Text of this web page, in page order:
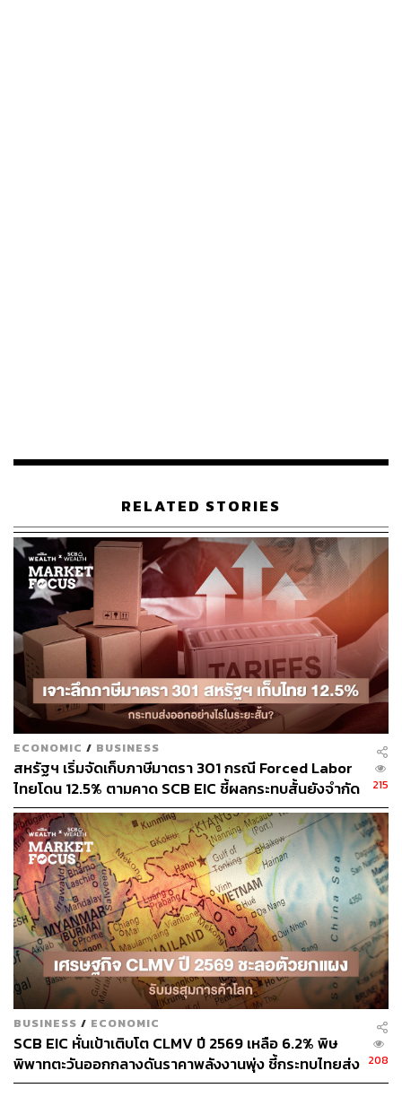
คาดผลประกอบการปีนี้น่าจะเติบโตได้จากปีก่อน
มุมมองระยะยาว:
SCBS มองว่า SISB เป็นหุ้นที่มีศักยภาพในการเติบโตใน
ระยะยาว เนื่องจากในปัจจุบันผู้ปกครองเริ่มให้ความสำคัญต่อ
การศึกษาของบุตรมากขึ้น ซึ่งปัจจัยบวกหนุนต่อจำนวน
นักเรียนที่เพิ่มขึ้น
ยิ่งไปกว่านั้น SISB ยังเป็นหุ้นที่มีศักยภาพในการทำกำไรสูง
โดยสามารถปรับเพิ่มค่าเทอมได้ในอัตราที่สูงกว่าต้นทุน ซึ่ง
ส่วนใหญ่เป็นค่าใช้จ่ายด้านบุคลากร ตลอดจนรายได้มีความ
มั่นคงจากการให้การเรียนการสอนนักเรียนตั้งแต่ระดับเตรียม
อนุบาลถึงระดับมัธยมศึกษาตอนปลาย ซึ่งคิดเป็นระยะเวลา
การศึกษาราว 16 ปี
อย่างไรก็ดี นักลงทุนควรพิจารณาถึง Valuation ของราคาหุ้น
ซึ่งปัจจุบันซื้อขายกันที่ P/E 46.78 เท่า ตลอดจนคำนึงถึงภาวะ
การแข่งขันที่เริ่มรุนแรงขึ้น หลังมีผู้ประกอบการรายใหญ่
หลายรายวางแผนเปิดโรงเรียนนานาชาติแห่งใหม่เพิ่มอีกใน
อนาคต ซึ่งจะเป็นปัจจัยเสี่ยงต่อทิศทางผลการดำเนินงานใน
อนาคตได้ รวมทั้งต้องติดตามการเพิ่มขึ้นของจำนวนนักเรียน
ใหม่ว่าเป็นไปตามที่ผู้บริหารตั้งเป้าไว้ปีละ 200 คนหรือไม่
ข้อมูลพื้นฐาน:
บมจ. เอสไอเอสบี (SISB) ดำเนินธุรกิจโรงเรียนนานาชาติ
โดยมีโรงเรียนทั้งสิ้น 5 แห่ง ได้แก่
โรงเรียนนานาชาติสิงคโปร์กรุงเทพ
RELATED STORIES
ECONOMIC / BUSINESS
สหรัฐฯ เริ่มจัดเก็บภาษีมาตรา 301 กรณี Forced Labor
ไทยโดน 12.5% ตามคาด SCB EIC ชี้ผลกระทบสั้นยังจำกัด
แม้ส่งออก มิ.ย. โตแรง 20.8% แต่นำเข้าพุ่งดันดุลการค้า
ขาดดุลหนัก
215
BUSINESS / ECONOMIC
SCB EIC หั่นเป้าเติบโต CLMV ปี 2569 เหลือ 6.2% พิษ
พิพาทตะวันออกกลางดันราคาพลังงานพุ่ง ชี้กระทบไทยส่ง
ออกโตแผ่ว-ยอดเกินดุลการค้าลดลง
208